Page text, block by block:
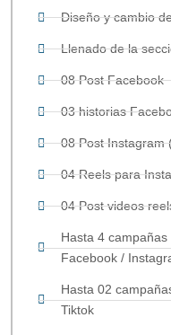
Diseño y cambio
Llenado de la
08 Post Facebook
03 historias
08 Post Instagram
04 Reels para
04 Post videos
Hasta 4
Facebook /
Hasta 02
Tiktok